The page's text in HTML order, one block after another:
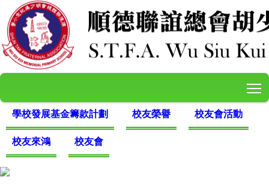
學校發展基金籌款計劃 校友榮譽 校友會活動
校友來鴻 校友會